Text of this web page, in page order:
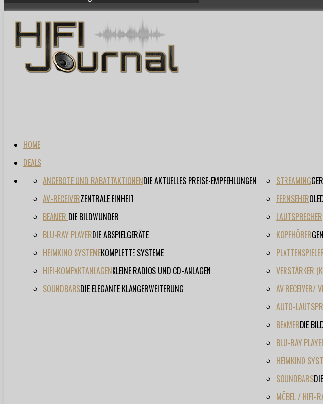
HOME
DEALS
ANGEBOTE UND RABATTAKTIONENDIE AKTUELLES PREISE-EMPFEHLUNGEN
AV-RECEIVERZENTRALE EINHEIT
BEAMER DIE BILDWUNDER
BLU-RAY PLAYERDIE ABSPIELGERÄTE
HEIMKINO SYSTEMEKOMPLETTE SYSTEME
HIFI-KOMPAKTANLAGENKLEINE RADIOS UND CD-ANLAGEN
SOUNDBARSDIE ELEGANTE KLANGERWEITERUNG
STREAMING
FERNSEHER
LAUTSPRECHER
KOPFHÖRER
VERSTÄRKER
AV RECEIVER/
AUTO-
BEAMERDIE
BLU-RAY
HEIMKINO
SOUNDBARS
MÖBEL / HIFI-